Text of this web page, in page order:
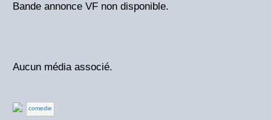
Bande annonce VF non disponible.
Aucun média associé.
comedie